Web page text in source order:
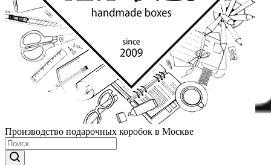
Производство подарочных коробок в Москве